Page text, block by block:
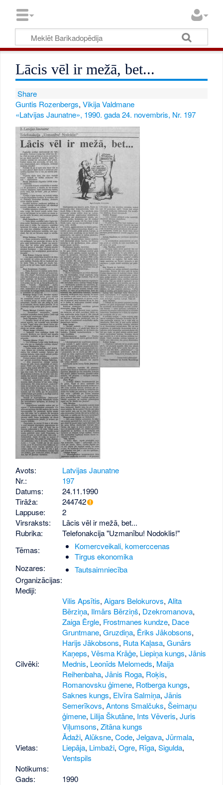
Lācis vēl ir mežā, bet...
Share
Guntis Rozenbergs,Vikija Valdmane
«Latvijas Jaunatne», 1990. gada 24. novembris, Nr. 197
Avots:
Latvijas Jaunatne
Nr.:
197
Datums:
24.11.1990
Tirāža:
244742
Lappuse:
2
Virsraksts:
Lācis vēl ir mežā, bet...
Rubrika:
Telefonakcija "Uzmanību! Nodoklis!"
Tēmas:
Komercveikali, komerccenas
Tirgus ekonomika
Nozares:
Tautsaimniecība
Organizācijas:
Mediji:
Cilvēki:
Vilis Apsītis,Aigars Belokurovs,Alita
Bērziņa, Ilmārs Bērziņš, Dzekromanova,
Zaiga Ērgle, Frostmanes kundze, Dace
Gruntmane,Gruzdiņa, Ēriks Jākobsons,
Harijs Jākobsons, Ruta Kaļasa,Gunārs
Kaņeps,Vēsma Krāģe, Liepiņa kungs,Jānis
Mednis, Leonīds Melomeds, Maija
Reihenbaha,Jānis Roga, Roķis,
Romanovsku ģimene, Rotberga kungs,
Saknes kungs, Elvīra Salmiņa,Jānis
Semerīkovs,Antons Smalčuks,Šeimaņu
ģimene, Lilija Škutāne, Ints Vēveris,Juris
Viļumsons,Zitāna kungs
Vietas:
Ādaži,Alūksne,Code,Jelgava,Jūrmala,
Liepāja, Limbaži,Ogre, Rīga,Sigulda,
Ventspils
Notikums:
Gads:
1990